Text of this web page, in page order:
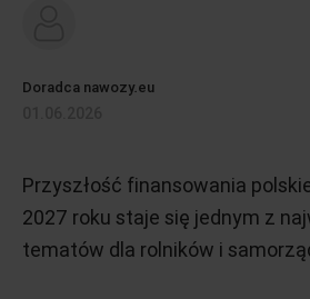
Doradca nawozy.eu
Przyszłość finansowania
2027 roku staje się jednym z
tematów dla rolników i